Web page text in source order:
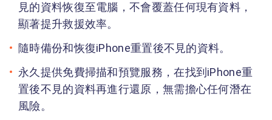
見的資料恢復至電腦，不會覆蓋任何現有資料，
顯著提升救援效率。
隨時備份和恢復iPhone重置後不見的資料。
永久提供免費掃描和預覽服務，在找到iPhone重
置後不見的資料再進行還原，無需擔心任何潛在
風險。